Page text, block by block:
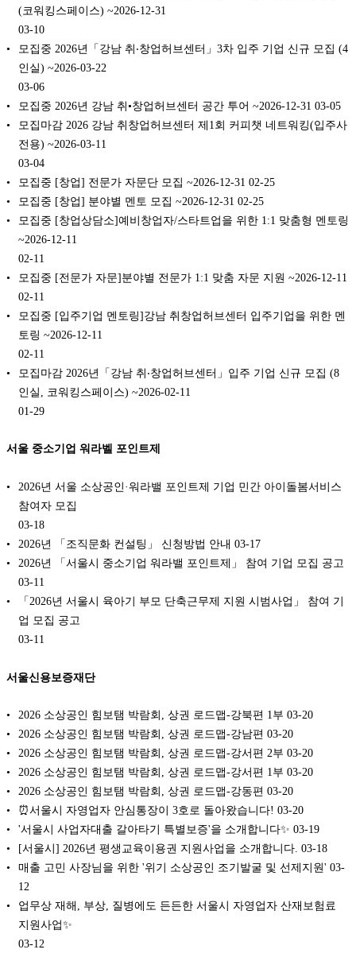
(코워킹스페이스) ~2026-12-31
03-10
모집중 2026년「강남 취‧창업허브센터」3차 입주 기업 신규 모집 (4
인실) ~2026-03-22
03-06
모집중 2026년 강남 취•창업허브센터 공간 투어 ~2026-12-31 03-05
모집마감 2026 강남 취창업허브센터 제1회 커피챗 네트워킹(입주사
전용) ~2026-03-11
03-04
모집중 [창업] 전문가 자문단 모집 ~2026-12-31 02-25
모집중 [창업] 분야별 멘토 모집 ~2026-12-31 02-25
모집중 [창업상담소]예비창업자/스타트업을 위한 1:1 맞춤형 멘토링
~2026-12-11
02-11
모집중 [전문가 자문]분야별 전문가 1:1 맞춤 자문 지원 ~2026-12-11
02-11
모집중 [입주기업 멘토링]강남 취창업허브센터 입주기업을 위한 멘
토링 ~2026-12-11
02-11
모집마감 2026년「강남 취‧창업허브센터」입주 기업 신규 모집 (8
인실, 코워킹스페이스) ~2026-02-11
01-29
서울 중소기업 워라벨 포인트제
2026년 서울 소상공인·워라밸 포인트제 기업 민간 아이돌봄서비스
참여자 모집
03-18
2026년 「조직문화 컨설팅」 신청방법 안내 03-17
2026년 「서울시 중소기업 워라밸 포인트제」 참여 기업 모집 공고
03-11
「2026년 서울시 육아기 부모 단축근무제 지원 시범사업」 참여 기
업 모집 공고
03-11
서울신용보증재단
2026 소상공인 힘보탬 박람회, 상권 로드맵-강북편 1부 03-20
2026 소상공인 힘보탬 박람회, 상권 로드맵-강남편 03-20
2026 소상공인 힘보탬 박람회, 상권 로드맵-강서편 2부 03-20
2026 소상공인 힘보탬 박람회, 상권 로드맵-강서편 1부 03-20
2026 소상공인 힘보탬 박람회, 상권 로드맵-강동편 03-20
⏰서울시 자영업자 안심통장이 3호로 돌아왔습니다! 03-20
'서울시 사업자대출 갈아타기 특별보증'을 소개합니다✨ 03-19
[서울시] 2026년 평생교육이용권 지원사업을 소개합니다. 03-18
매출 고민 사장님을 위한 '위기 소상공인 조기발굴 및 선제지원' 03-
12
업무상 재해, 부상, 질병에도 든든한 서울시 자영업자 산재보험료
지원사업✨
03-12